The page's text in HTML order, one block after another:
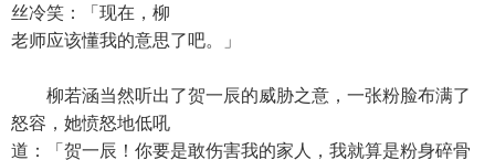
丝冷笑：「现在，柳
老师应该懂我的意思了吧。」
柳若涵当然听出了贺一辰的威胁之意，一张粉脸布满了
怒容，她愤怒地低吼
道：「贺一辰！你要是敢伤害我的家人，我就算是粉身碎骨